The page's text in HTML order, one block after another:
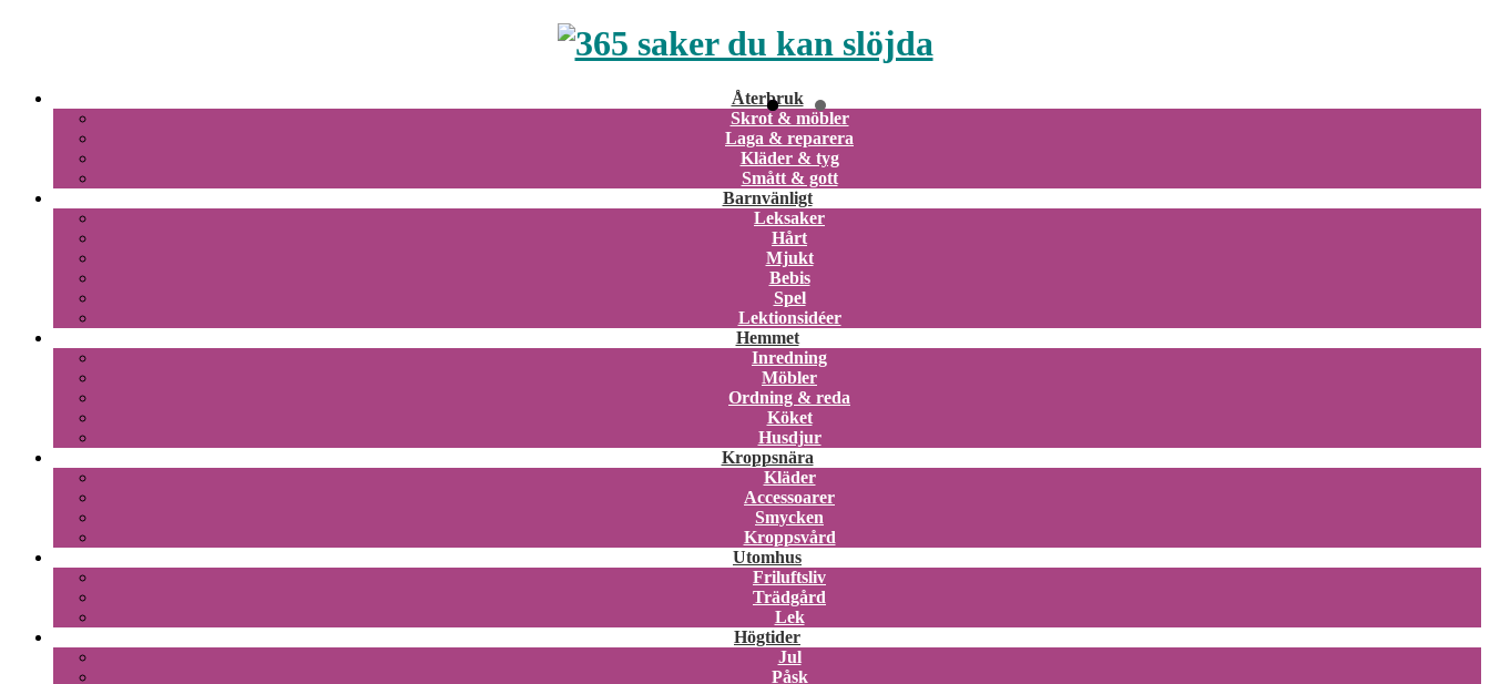
Återbruk
Skrot & möbler
Laga & reparera
Kläder & tyg
Smått & gott
Barnvänligt
Leksaker
Hårt
Mjukt
Bebis
Spel
Lektionsidéer
Hemmet
Inredning
Möbler
Ordning & reda
Köket
Husdjur
Kroppsnära
Kläder
Accessoarer
Smycken
Kroppsvård
Utomhus
Friluftsliv
Trädgård
Lek
Högtider
Jul
Påsk